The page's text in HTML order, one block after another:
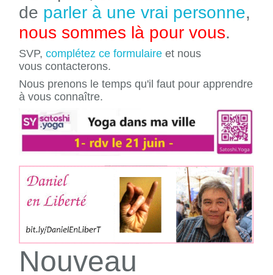
de parler à une vrai personne,
nous sommes là pour vous.
SVP, complétez ce formulaire et nous
vous contacterons.
Nous prenons le temps qu'il faut pour apprendre
à vous connaître.
Nouveau